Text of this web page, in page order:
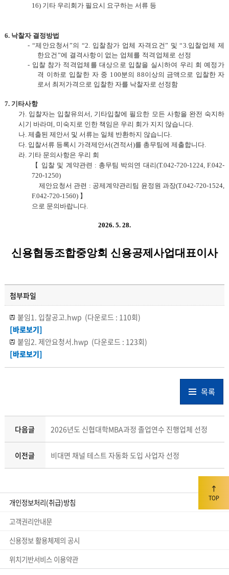
16) 기타 우리회가 필요시 요구하는 서류 등
6. 낙찰자 결정방법
- “제안요청서”의 “2. 입찰참가 업체 자격요건” 및 “3.입찰업체 제
한요건”에 결격사항이 없는 업체를 적격업체로 선정
- 입찰 참가 적격업체를 대상으로 입찰을 실시하여 우리 회 예정가
격 이하로 입찰한 자 중 100분의 88이상의 금액으로 입찰한 자
로서 최저가격으로 입찰한 자를 낙찰자로 선정함
7. 기타사항
가. 입찰자는 입찰유의서
기타입찰에 필요한 모든 사항을 완전 숙지하
시기 바라며 미숙지로 인한 책임은 우리 회가 지지 않습니다.
나. 제출된 제안서 및 서류는 일체 반환하지 않습니다.
다. 입찰서류 등록시 가격제안서(견적서)를 총무팀에 제출합니다.
라. 기타 문의사항은 우리 회
【 입찰 및 계약관련 : 총무팀 박의연 대리(T.042-720-1224, F.042-
720-1250)
제안요청서 관련 : 공제계약관리팀 윤정원 과장(T.042-720-1524,
F.042-720-1560) 】
으로 문의바랍니다
2026. 5. 28.
신용협동조합중앙회 신용공제사업대표이사
첨부파일
붙임1. 입찰공고.hwp (다운로드 : 110회)
[바로보기]
붙임2. 제안요청서.hwp (다운로드 : 123회)
[바로보기]
붙임3. 계약품목_수정.xlsx(다운로드 : 77회)
목록
다음글 2026년도 신협대학MBA과정 졸업연수 진행업체 선정
이전글 비대면 채널 테스트 자동화 도입 사업자 선정
개인정보처리(취급)방침
고객권리안내문
신용정보 활용체제의 공시
위치기반서비스 이용약관
TOP